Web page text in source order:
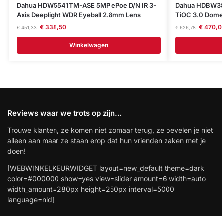
Dahua HDW5541TM-ASE 5MP ePoe D/N IR 3-
Axis Deeplight WDR Eyeball 2.8mm Lens
€451,33 €338,50
Winkelwagen
Dahua
TiOC 3.0
€626,78 €
Reviews waar we trots op zijn…
Trouwe klanten, ze komen niet zomaar terug, ze bevelen je niet
alleen aan maar ze staan erop dat hun vrienden zaken met je
doen!
[WEBWINKELKEURWIDGET layout=new_default theme=dark
color=#000000 show=yes view=slider amount=6 width=auto
width_amount=280px height=250px interval=5000
language=nld]